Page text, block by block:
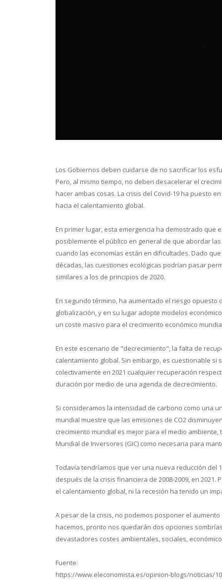
Los Gobiernos deben cuidarse de no sacrificar los
Pero, al mismo tiempo, no deben desacelerar el
hacer ambas cosas. La crisis del Covid-19 ha puesto
hacia el calentamiento global.
En primer lugar, esta emergencia ha demostrado que
posiblemente el público en general de que abordar
cuando las economías están en dificultades. Dado
décadas, las cuestiones ecológicas podrían pasar
similares a los de principios de 2020.
En segundo término, ha aumentado el riesgo
globalización, y en su lugar adopte modelos
un coste masivo para el crecimiento económico
En este escenario de "decrecimiento", la falta de
calentamiento global. Sin embargo, es cuestionable
colectivamente en 2021 cualquier recuperación
duración por medio de una agenda de decrecimiento.
Si consideramos la intensidad de carbono como una
mundial muestre que las emisiones de CO2
crecimiento mundial es mejor para el medio
Mundial de Inversores (GIC) como necesaria para
Todavía tendríamos que ver una nueva reducción del
después de la crisis financiera de 2008-2009, en
el calentamiento global, ni la recesión ha tenido un
A pesar de la crisis, no podemos posponer el
hacemos, pronto nos quedarán dos opciones
devastadores costes ambientales, sociales,
Fuente:
https://www.eleconomista.es/opinion-blogs/noticias/